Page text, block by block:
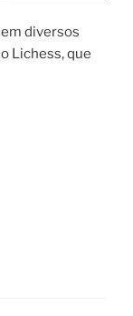
diversos
Lichess, que